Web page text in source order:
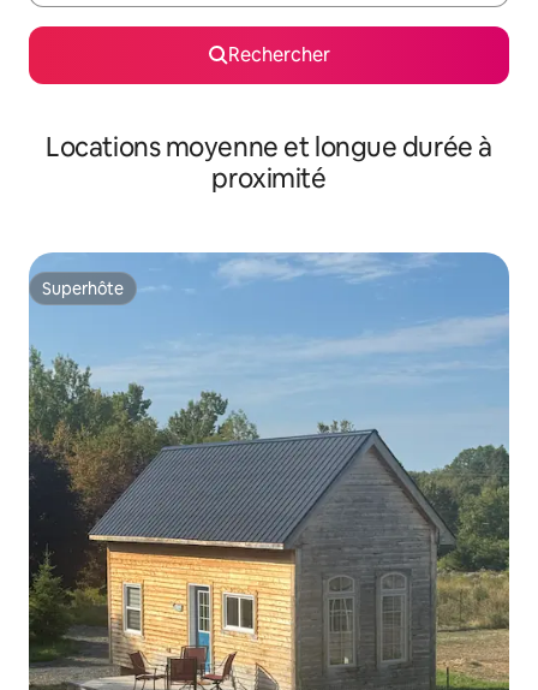
Rechercher
Locations moyenne et longue durée à
proximité
Superhôte
Superhôte